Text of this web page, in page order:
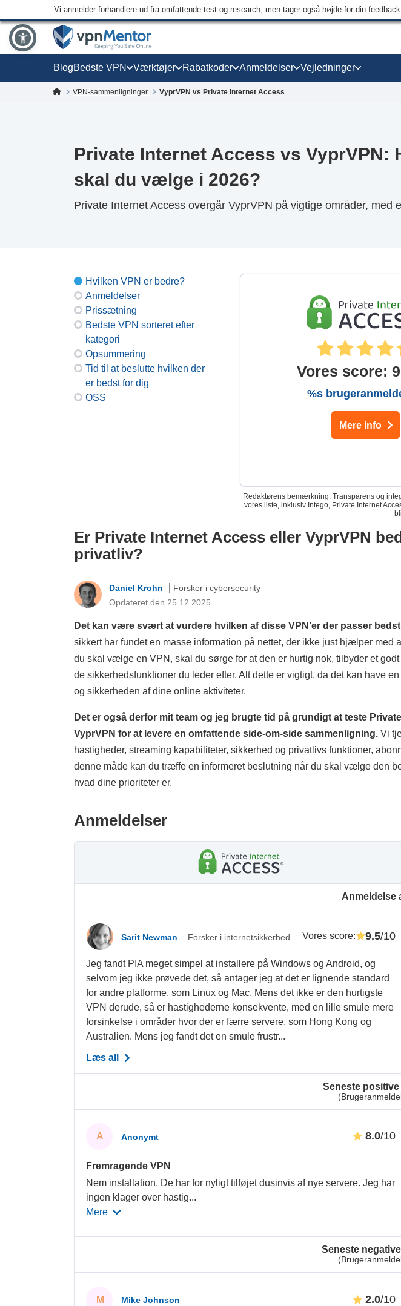
Vi anmelder forhandlere ud fra omfattende test og research, men tager også højde for din
BlogBedste VPN Værktøjer Rabatkoder Anmeldelser Vejledninger
VPN-sammenligninger VyprVPN vs Private Internet Access
Private Internet Access vs VyprVPN:
skal du vælge i 2026?
Private Internet Access overgår VyprVPN på vigtige områder, med
Hvilken VPN er bedre?
Anmeldelser
Prissætning
Bedste VPN sorteret efter
kategori
Opsummering
Tid til at beslutte hvilken der
er bedst for dig
OSS
Vores score:
%s
Mere info
Redaktørens bemærkning: Transparens og
vores liste, inklusiv Intego, Private Internet
Er Private Internet Access eller VyprVPN
privatliv?
Daniel Krohn
Forsker i cybersecurity
Opdateret den 25.12.2025
Det kan være svært at vurdere hvilken af disse VPN’er der passer
sikkert har fundet en masse information på nettet, der ikke just hjælper med
du skal vælge en VPN, skal du sørge for at den er hurtig nok, tilbyder et
de sikkerhedsfunktioner du leder efter. Alt dette er vigtigt, da det kan have
og sikkerheden af dine online aktiviteter.
Det er også derfor mit team og jeg brugte tid på grundigt at teste
VyprVPN for at levere en omfattende side-om-side sammenligning. Vi
hastigheder, streaming kapabiliteter, sikkerhed og privatlivs funktioner,
denne måde kan du træffe en informeret beslutning når du skal vælge den
hvad dine prioriteter er.
Anmeldelser
Anmeldelse
Seneste
Seneste
Sarit Newman Forsker i internetsikkerhed Vores score: 9.5/10
Jeg fandt PIA meget simpel at installere på Windows og Android, og
selvom jeg ikke prøvede det, så antager jeg at det er lignende standard
for andre platforme, som Linux og Mac. Mens det ikke er den hurtigste
VPN derude, så er hastighederne konsekvente, med en lille smule mere
forsinkelse i områder hvor der er færre servere, som Hong Kong og
Australien. Mens jeg fandt det en smule frustr...
Læs all
A Anonymt 8.0/10
Fremragende VPN
Nem installation. De har for nyligt tilføjet dusinvis af nye servere. Jeg har
ingen klager over hastig...
Mere
M Mike Johnson 2.0/10